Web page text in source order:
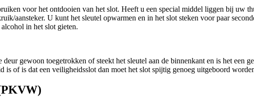
voor het ontdooien van het slot. Heeft u een special middel liggen bij uw
aansteker. U kunt het sleutel opwarmen en in het slot steken voor paar
in het slot gieten.
gewoon toegetrokken of steekt het sleutel aan de binnenkant en is het een
is of is dat een veiligheidsslot dan moet het slot spijtig genoeg uitgeboord